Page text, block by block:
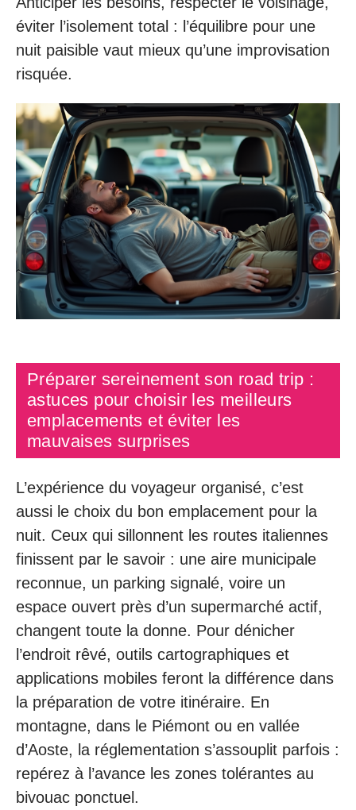
éviter l’isolement total : l’équilibre pour une
nuit paisible vaut mieux qu’une improvisation
risquée.
Préparer sereinement son road trip :
astuces pour choisir les meilleurs
emplacements et éviter les
mauvaises surprises
L’expérience du voyageur organisé, c’est
aussi le choix du bon emplacement pour la
nuit. Ceux qui sillonnent les routes italiennes
finissent par le savoir : une aire municipale
reconnue, un parking signalé, voire un
espace ouvert près d’un supermarché actif,
changent toute la donne. Pour dénicher
l’endroit rêvé, outils cartographiques et
applications mobiles feront la différence dans
la préparation de votre itinéraire. En
montagne, dans le Piémont ou en vallée
d’Aoste, la réglementation s’assouplit parfois :
repérez à l’avance les zones tolérantes au
bivouac ponctuel.